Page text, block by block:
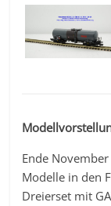
Ende
Modelle in den
Dreierset mit